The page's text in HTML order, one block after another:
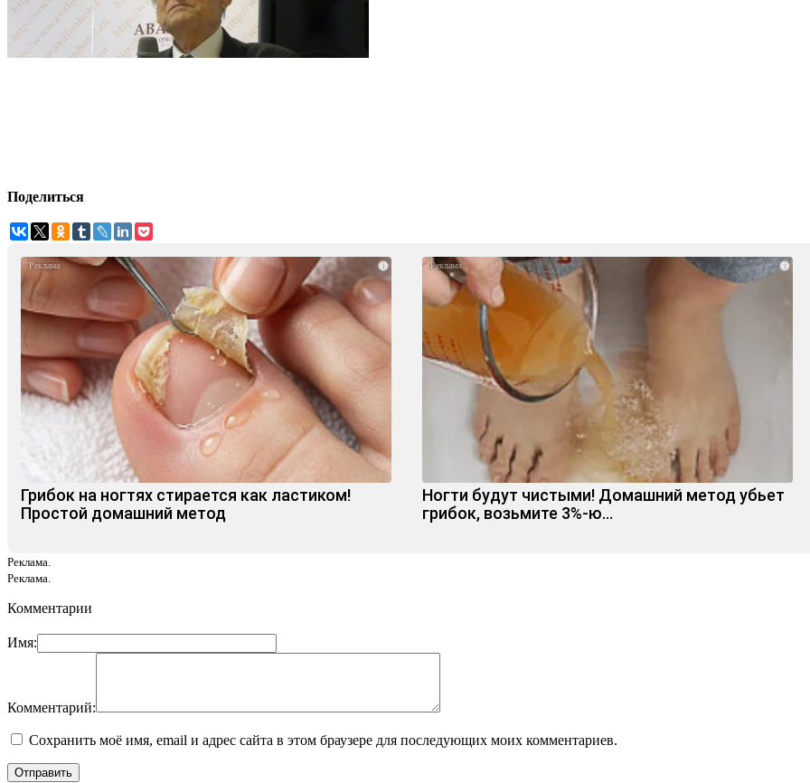
Поделиться
i
Грибок на ногтях стирается как ластиком!
Простой домашний метод
i
Ногти будут чистыми! Домашний метод убьет
грибок, возьмите 3%-ю…
Реклама.
Реклама.
Комментарии
Имя:
Комментарий:
Сохранить моё имя, email и адрес сайта в этом браузере для последующих моих комментариев.